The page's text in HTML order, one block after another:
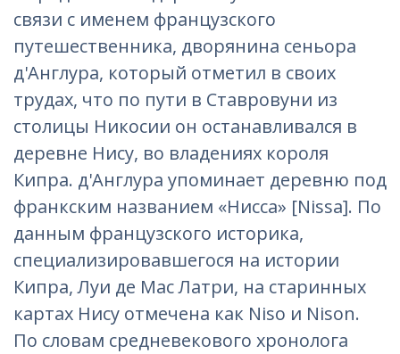
связи с именем французского
путешественника, дворянина сеньора
д'Англура, который отметил в своих
трудах, что по пути в Ставровуни из
столицы Никосии он останавливался в
деревне Нису, во владениях короля
Кипра. д'Англура упоминает деревню под
франкским названием «Нисса» [Nissa]. По
данным французского историка,
специализировавшегося на истории
Кипра, Луи де Мас Латри, на старинных
картах Нису отмечена как Niso и Nison.
По словам средневекового хронолога